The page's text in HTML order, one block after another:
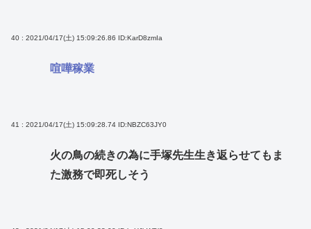
40 : 2021/04/17(土) 15:09:26.86 ID:KarD8zmIa
喧嘩稼業
41 : 2021/04/17(土) 15:09:28.74 ID:NBZC63JY0
火の鳥の続きの為に手塚先生生き返らせてもま
た激務で即死しそう